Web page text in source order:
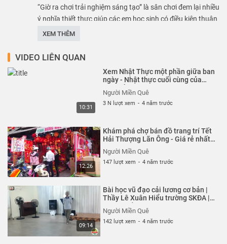
“Giờ ra chơi trải nghiệm sáng tạo” là sân chơi đem lại nhiều
ý nghĩa thiết thực giúp các em học sinh có điều kiện thuận
lợi, có cơ hội tốt để rèn luyện kĩ năng sống, tham gia trải
đại. “Với sự hỗ trợ trực tiếp và tạo điều kiện từ Ban giám
trò chơi sẽ mang lại cho các em học sinh sự kết nối cộng
đồng, giao lưu học hỏi, đồng thời chung tay xây dựng
trường học thân thiện, học sinh tích cực. Xa hơn, chúng
tôi mong muốn giúp các em hiểu và thêm yêu quê hương,
Nam tiên tiến, đậm đà bản sắc dân tộc”
#GioRaChoi #TraiNghiemSangTao #THCSLyPhong
#BapNepTV #MuaRoiNuoc
++++++++
THEO DÕI NHIỀU VIDEO CỦA BẮP NẾP TV NHÉ! CÁM ƠN.
+ Đăng ký kênh: http://bit.ly/34E5A1m
******
Cám ơn các bạn đã xem video - Thanks for watching!
XEM THÊM
VIDEO LIÊN QUAN
10:31
Xem Nhật Thực một phần giữa ban
ngày - Nhật thực cuối cùng của
Người Miền Quê
3 N lượt xem - 4 năm trước
12:26
Khám phá chợ bán đồ trang trí Tết
Hải Thượng Lãn Ông - Giá rẻ nhất
Sài Gòn | Người Miền Quê
Người Miền Quê
147 lượt xem - 4 năm trước
09:14
Bài học vũ đạo cải lương cơ bản |
Thầy Lê Xuân Hiểu trường SKĐA |
Người Miền Quê
Người Miền Quê
142 lượt xem - 4 năm trước